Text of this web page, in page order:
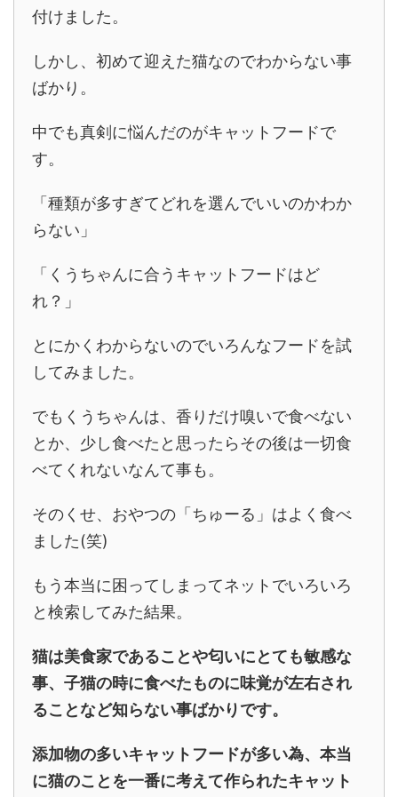
付けました。
しかし、初めて迎えた猫なのでわからない事
ばかり。
中でも真剣に悩んだのがキャットフードで
す。
「種類が多すぎてどれを選んでいいのかわか
らない」
「くうちゃんに合うキャットフードはど
れ？」
とにかくわからないのでいろんなフードを試
してみました。
でもくうちゃんは、香りだけ嗅いで食べない
とか、少し食べたと思ったらその後は一切食
べてくれないなんて事も。
そのくせ、おやつの「ちゅーる」はよく食べ
ました(笑)
もう本当に困ってしまってネットでいろいろ
と検索してみた結果。
猫は美食家であることや匂いにとても敏感な
事、子猫の時に食べたものに味覚が左右され
ることなど知らない事ばかりです。
添加物の多いキャットフードが多い為、本当
に猫のことを一番に考えて作られたキャット